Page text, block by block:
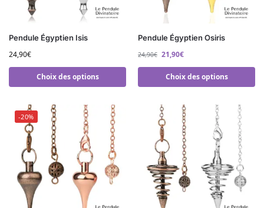
Pendule Égyptien Isis
24,90€
Choix des options
Pendule Égyptien Osiris
24,90€ 21,90€
Choix des options
-20%